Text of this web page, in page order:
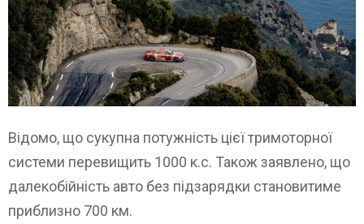
Відомо, що сукупна потужність цієї тримоторної
системи перевищить 1000 к.с. Також заявлено, що
далекобійність авто без підзарядки становитиме
приблизно 700 км.